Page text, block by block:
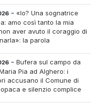
- «Io? Una sognatrice
amo così tanto la mia
aver avuto il coraggio di
la parola
-Bufera sul campo da
Pia ad Alghero: i
accusano il Comune di
e silenzio complice